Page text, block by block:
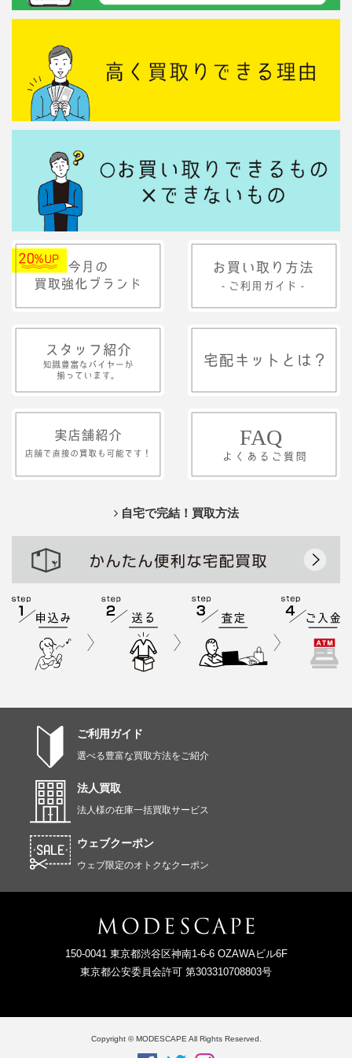
自宅で完結！買取方法
ご利用ガイド
選べる豊富な買取方法をご紹介
法人買取
法人様の在庫一括買取サービス
ウェブクーポン
ウェブ限定のオトクなクーポン
150-0041 東京都渋谷区神南1-6-6 OZAWAビル6F
東京都公安委員会許可 第303310708803号
Copyright © MODESCAPE All Rights Reserved.